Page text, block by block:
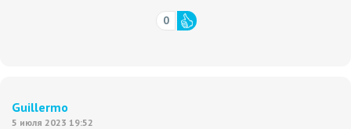
0
Guillermo
5 июля 2023 19:52